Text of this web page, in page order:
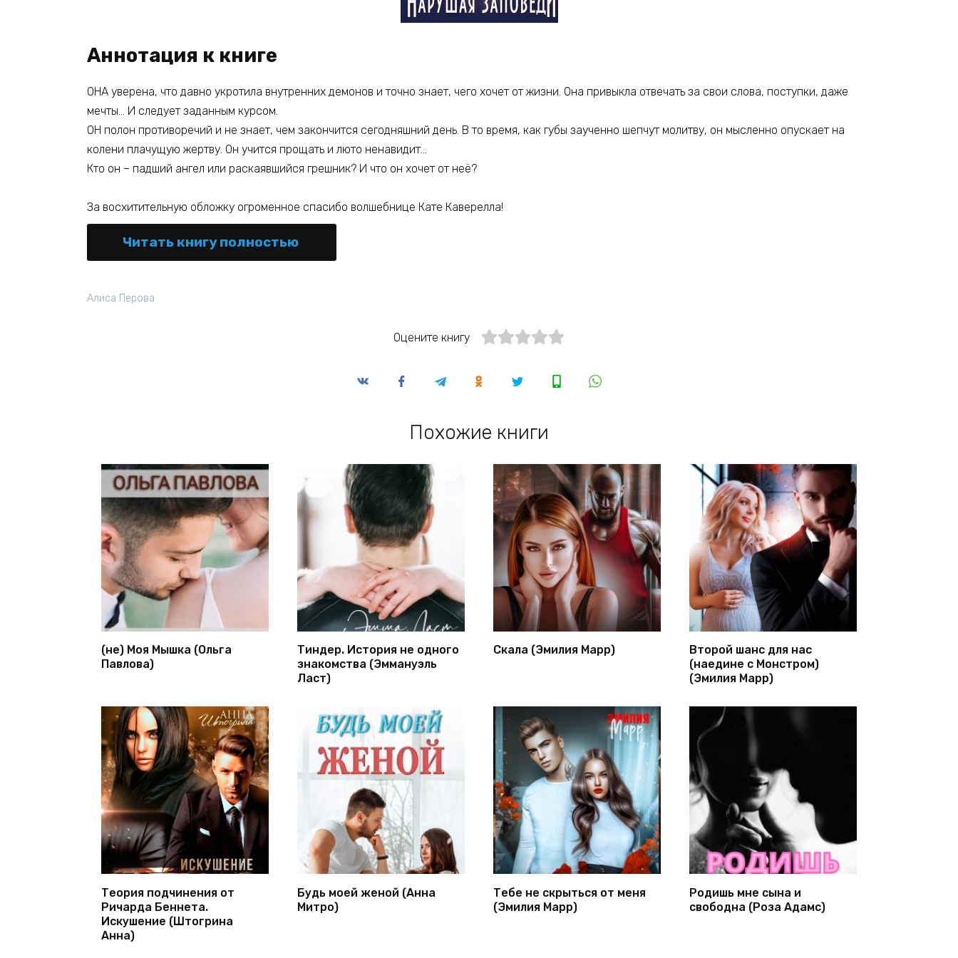
Аннотация к книге
ОНА уверена, что давно укротила внутренних демонов и точно знает, чего хочет от жизни. Она привыкла отвечать за свои слова, поступки, даже
мечты… И следует заданным курсом.
ОН полон противоречий и не знает, чем закончится сегодняшний день. В то время, как губы заученно шепчут молитву, он мысленно опускает на
колени плачущую жертву. Он учится прощать и люто ненавидит…
Кто он – падший ангел или раскаявшийся грешник? И что он хочет от неё?
За восхитительную обложку огроменное спасибо волшебнице Кате Каверелла!
Читать книгу полностью
Алиса Перова
Оцените книгу
Похожие книги
(не) Моя Мышка (Ольга
Павлова)
Тиндер. История не одного
знакомства (Эммануэль
Ласт)
Скала (Эмилия Марр)
Второй шанс для нас
(наедине с Монстром)
(Эмилия Марр)
Теория подчинения от
Ричарда Беннета.
Искушение (Штогрина
Анна)
Будь моей женой (Анна
Митро)
Тебе не скрыться от меня
(Эмилия Марр)
Родишь мне сына и
свободна (Роза Адамс)